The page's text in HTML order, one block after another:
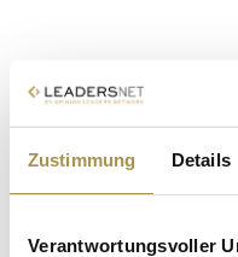
Zustimmung Details
Verantwortungsvoller